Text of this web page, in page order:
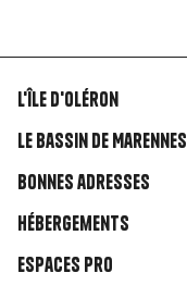
Liens
rubriques
L'île d'Oléron
Le Bassin de Marennes
Bonnes adresses
Hébergements
Espaces Pro